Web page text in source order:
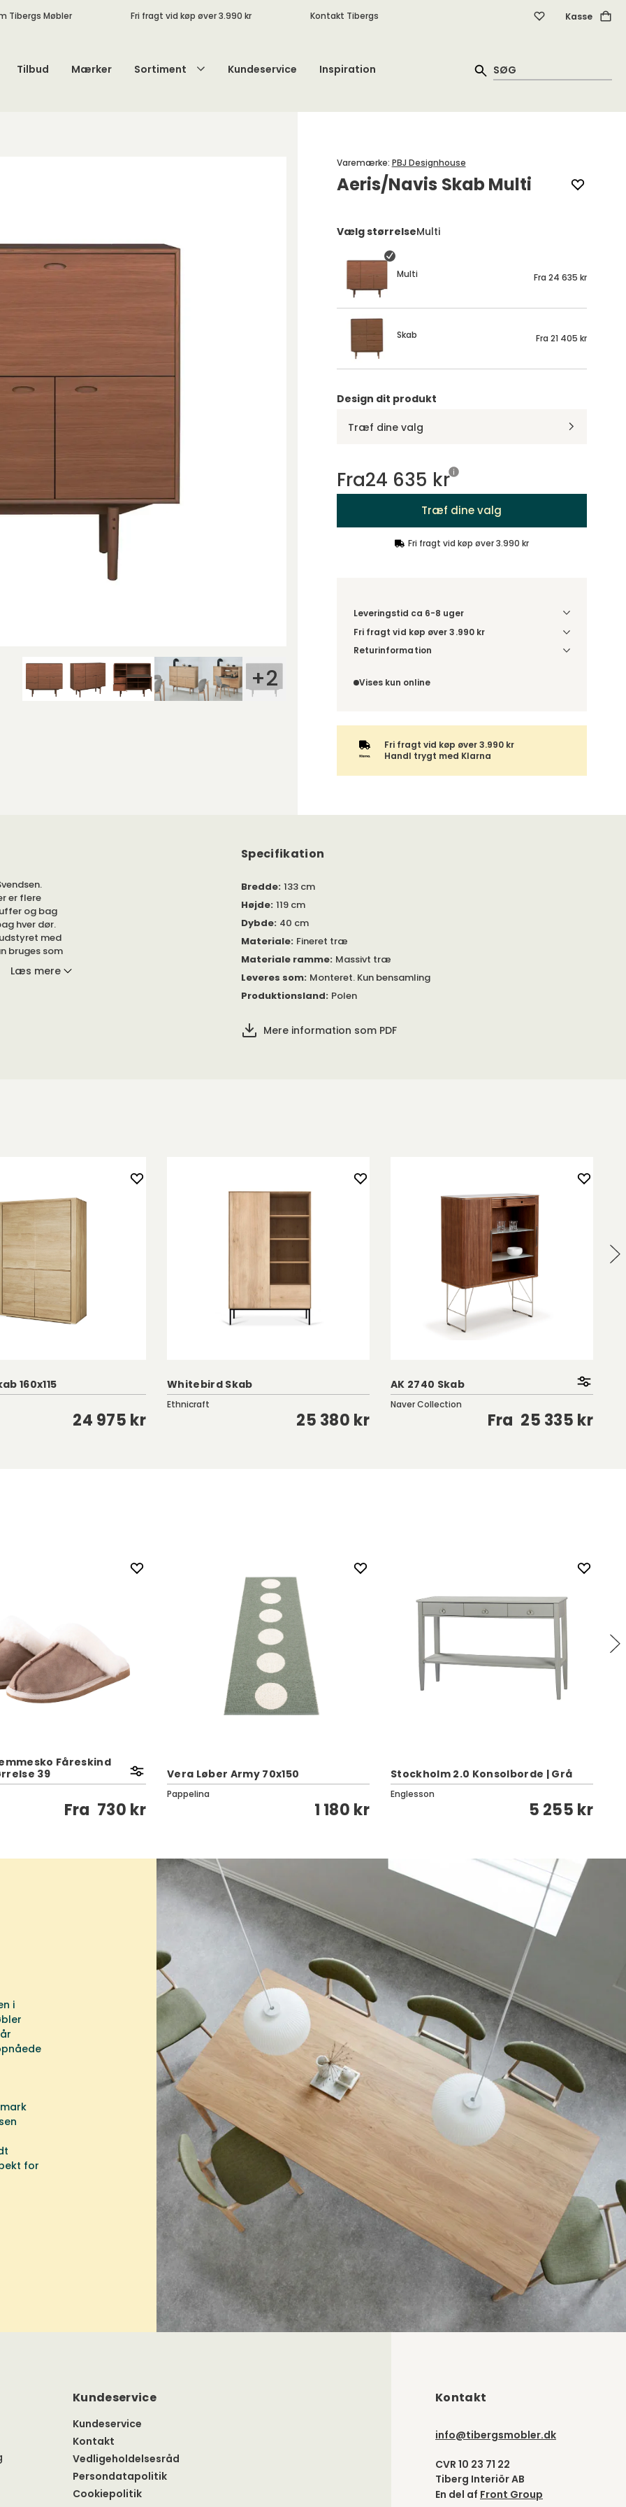
Tibergs Møbler Fri fragt vid køp øver 3.990 kr Kontakt Tibergs Kasse
Tilbud Mærker Sortiment Kundeservice Inspiration
+2
Aeris/Navis Skab Multi
Varemærke: PBJ Designhouse
Vælg størrelseMulti
Multi Fra 24 635 kr
Skab Fra 21 405 kr
Design dit produkt
Træf dine valg
Fra24 635 kr
Træf dine valg
Fri fragt vid køp øver 3.990 kr
Leveringstid ca 6-8 uger
Fri fragt vid køp øver 3.990 kr
Vælg udførelse via “Træf dine valg” for at se
Returinformation
der ikke fortrydelsesret.
Vises kun online
Fri fragt vid køp øver 3.990 kr
Handl trygt med Klarna
er flere
og bag
hver dør.
med
bruges som
Findes
Læs mere
Specifikation
Bredde: 133 cm
Højde: 119 cm
Dybde: 40 cm
Materiale: Fineret træ
Materiale ramme: Massivt træ
Leveres som: Monteret. Kun bensamling
Produktionsland: Polen
Mere information som PDF
160x115
24 975 kr
Whitebird Skab
Ethnicraft
25 380 kr
AK 2740 Skab
Naver Collection
Fra 25 335 kr
Fåreskind
39
Fra 730 kr
Vera Løber Army 70x150
Pappelina
1 180 kr
Stockholm 2.0 Konsolborde | Grå
Englesson
5 255 kr
i
for
Kundeservice
Kundeservice
Kontakt
Vedligeholdelsesråd
Persondatapolitik
Cookiepolitik
Kontakt
info@tibergsmobler.dk
CVR 10 23 71 22
Tiberg Interiör AB
En del af Front Group